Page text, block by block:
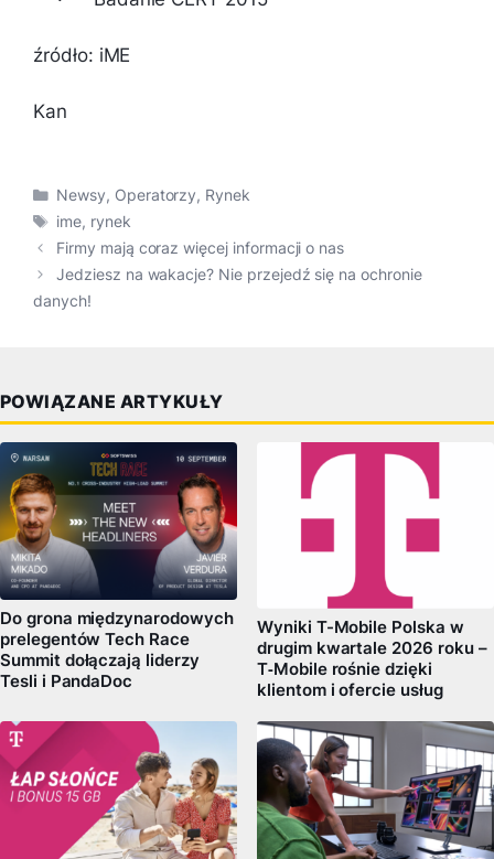
źródło: iME
Kan
Kategorie
Newsy, Operatorzy, Rynek
Tagi
ime, rynek
Firmy mają coraz więcej informacji o nas
Jedziesz na wakacje? Nie przejedź się na ochronie
danych!
POWIĄZANE ARTYKUŁY
Do grona międzynarodowych
prelegentów Tech Race
Summit dołączają liderzy
Tesli i PandaDoc
Wyniki T-Mobile Polska w
drugim kwartale 2026 roku –
T‑Mobile rośnie dzięki
klientom i ofercie usług